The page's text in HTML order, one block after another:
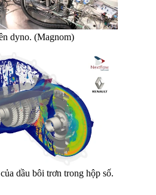
dyno. (Magnom)
dầu bôi trơn trong hộp số.